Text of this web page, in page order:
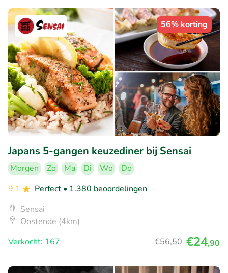
56% korting
Japans 5-gangen keuzediner bij Sensai
Morgen Zo Ma Di Wo
Do
9.1
Perfect • 1.380 beoordelingen
Sensai
Oostende (4km)
Verkocht: 167
€56,50 €24,90